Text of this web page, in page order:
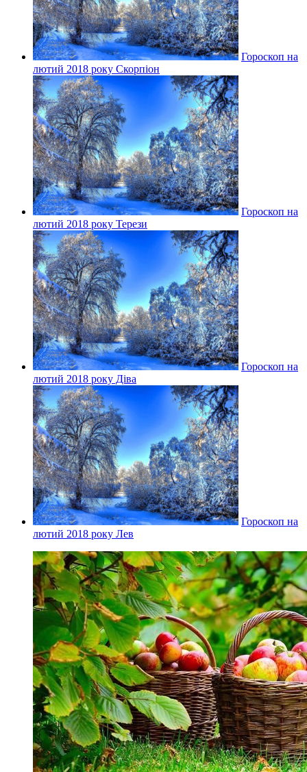
Гороскоп на
лютий 2018 року Скорпіон
Гороскоп на
лютий 2018 року Терези
Гороскоп на
лютий 2018 року Діва
Гороскоп на
лютий 2018 року Лев